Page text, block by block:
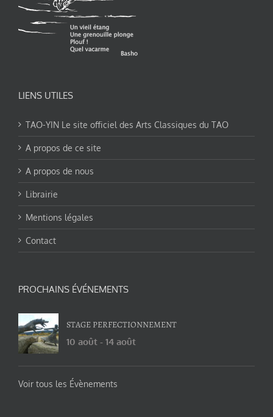
LIENS UTILES
TAO-YIN Le site officiel des Arts Classiques du TAO
A propos de ce site
A propos de nous
Librairie
Mentions légales
Contact
PROCHAINS ÉVÉNEMENTS
STAGE PERFECTIONNEMENT
10 août - 14 août
Voir tous les Évènements